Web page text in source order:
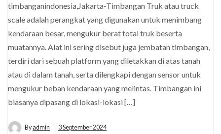
timbanganindonesia,Jakarta-Timbangan Truk atau truck
scale adalah perangkat yang digunakan untuk menimbang
kendaraan besar, mengukur berat total truk beserta
muatannya. Alat ini sering disebut juga jembatan timbangan,
terdiri dari sebuah platform yang diletakkan di atas tanah
atau di dalam tanah, serta dilengkapi dengan sensor untuk
mengukur beban kendaraan yang melintas. Timbangan ini
biasanya dipasang di lokasi-lokasi […]
By admin 3 September 2024